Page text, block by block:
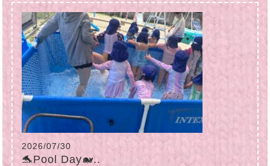
2026/07/30
🐬Pool Day🐋..